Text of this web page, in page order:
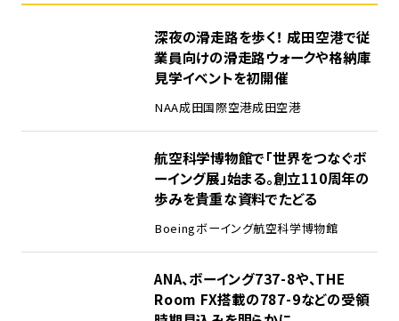
深夜の滑走路を歩く！ 成田空港で従
業員向けの滑走路ウォークや格納庫
見学イベントを初開催
NAA成田国際空港成田空港
航空科学博物館で「世界をつなぐボ
ーイング展」始まる。創立110周年の
歩みを貴重な資料でたどる
Boeingボーイング航空科学博物館
ANA、ボーイング737-8や、THE
Room FX搭載の787-9などの受領